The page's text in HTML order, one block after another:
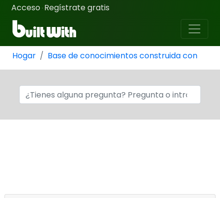
Acceso · Regístrate gratis
Hogar Base de conocimientos construida con